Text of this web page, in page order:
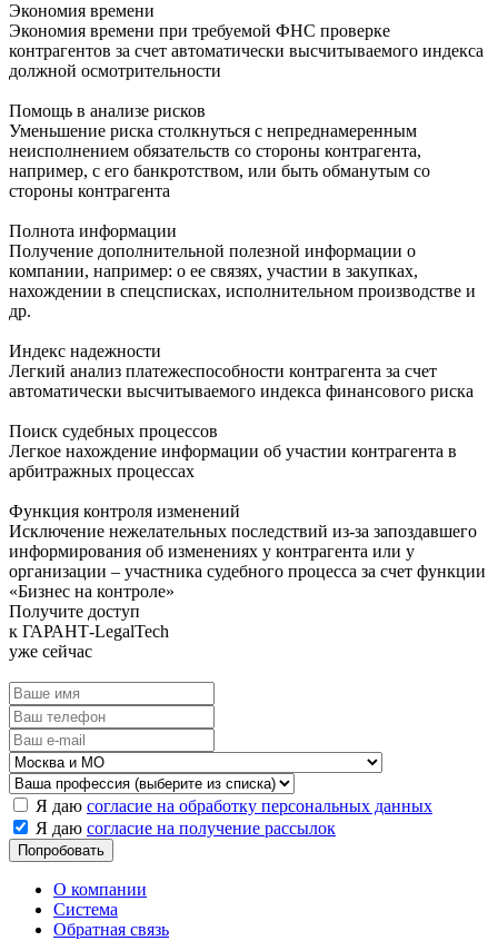
Экономия времени
Экономия времени при требуемой ФНС проверке
контрагентов за счет автоматически высчитываемого индекса
должной осмотрительности
Помощь в анализе рисков
Уменьшение риска столкнуться с непреднамеренным
неисполнением обязательств со стороны контрагента,
например, с его банкротством, или быть обманутым со
стороны контрагента
Полнота информации
Получение дополнительной полезной информации о
компании, например: о ее связях, участии в закупках,
нахождении в спецсписках, исполнительном производстве и
др.
Индекс надежности
Легкий анализ платежеспособности контрагента за счет
автоматически высчитываемого индекса финансового риска
Поиск судебных процессов
Легкое нахождение информации об участии контрагента в
арбитражных процессах
Функция контроля изменений
Исключение нежелательных последствий из-за запоздавшего
информирования об изменениях у контрагента или у
организации – участника судебного процесса за счет функции
«Бизнес на контроле»
Получите доступ
к ГАРАНТ-LegalTech
уже сейчас
Я даю согласие на обработку персональных данных
Я даю согласие на получение рассылок
Попробовать
О компании
Система
Обратная связь